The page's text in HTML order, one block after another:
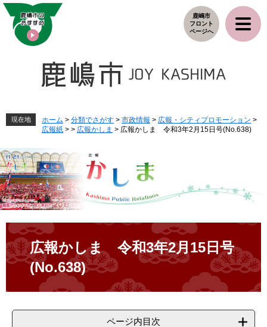
ペ
メ
鹿嶋市
フロント
ページへ
現在地 ホーム > 分類でさがす > 市政情報 > 広報・シティプロモーション >
広報紙 > > 広報かしま > 広報かしま 令和3年2月15日号(No.638)
本
文
広報かしま 令和3年2月15日号
(No.638)
ページ内目次